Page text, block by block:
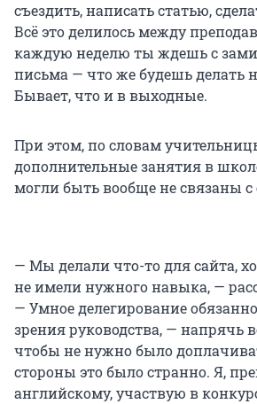
съездить, написать статью,
Всё это делилось между
каждую неделю ты ждешь с
письма — что же будешь делать
Бывает, что и в выходные.
При этом, по словам
дополнительные занятия в
могли быть вообще не связаны с
— Мы делали что-то для сайта,
не имели нужного навыка, —
— Умное делегирование
зрения руководства, — напрячь
чтобы не нужно было
стороны это было странно. Я,
английскому, участвую в